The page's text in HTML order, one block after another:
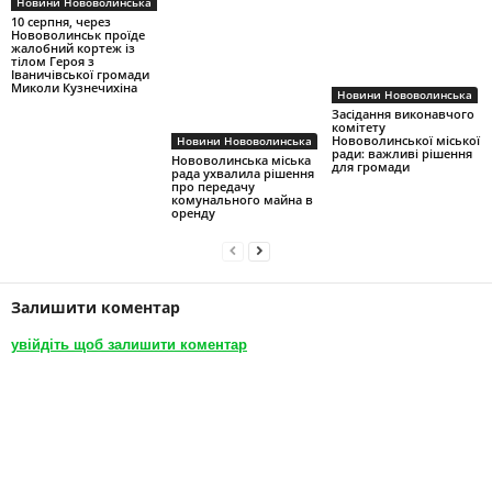
10 серпня, через
Нововолинськ проїде
жалобний кортеж із
тілом Героя з
Іваничівської громади
Миколи Кузнечихіна
Новини Нововолинська
Нововолинська міська
рада ухвалила рішення
про передачу
комунального майна в
оренду
Новини Нововолинська
Засідання виконавчого
комітету
Нововолинської міської
ради: важливі рішення
для громади
Залишити коментар
увійдіть щоб залишити коментар